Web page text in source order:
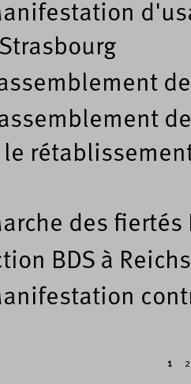
le
des fiertés
BDS à
1 2